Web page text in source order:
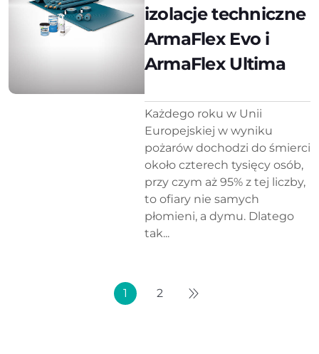
izolacje techniczne
ArmaFlex Evo i
ArmaFlex Ultima
Każdego roku w Unii
Europejskiej w wyniku
pożarów dochodzi do śmierci
około czterech tysięcy osób,
przy czym aż 95% z tej liczby,
to ofiary nie samych
płomieni, a dymu. Dlatego
tak...
1 2